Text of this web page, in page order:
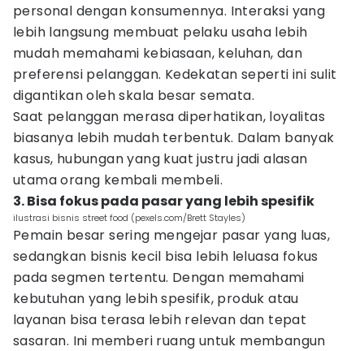
personal dengan konsumennya. Interaksi yang
lebih langsung membuat pelaku usaha lebih
mudah memahami kebiasaan, keluhan, dan
preferensi pelanggan. Kedekatan seperti ini sulit
digantikan oleh skala besar semata.
Saat pelanggan merasa diperhatikan, loyalitas
biasanya lebih mudah terbentuk. Dalam banyak
kasus, hubungan yang kuat justru jadi alasan
utama orang kembali membeli.
3. Bisa fokus pada pasar yang lebih spesifik
ilustrasi bisnis street food (pexels.com/Brett Stayles)
Pemain besar sering mengejar pasar yang luas,
sedangkan bisnis kecil bisa lebih leluasa fokus
pada segmen tertentu. Dengan memahami
kebutuhan yang lebih spesifik, produk atau
layanan bisa terasa lebih relevan dan tepat
sasaran. Ini memberi ruang untuk membangun